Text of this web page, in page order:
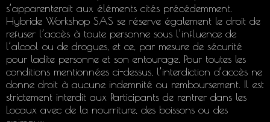
s’apparenterait aux éléments cités précédemment.
Hybride Workshop SAS se réserve également le droit de
refuser l’accès à toute personne sous l’influence de
l’alcool ou de drogues, et ce, par mesure de sécurité
pour ladite personne et son entourage. Pour toutes les
conditions mentionnées ci-dessus, l’interdiction d’accès ne
donne droit à aucune indemnité ou remboursement. Il est
strictement interdit aux Participants de rentrer dans les
Locaux avec de la nourriture, des boissons ou des